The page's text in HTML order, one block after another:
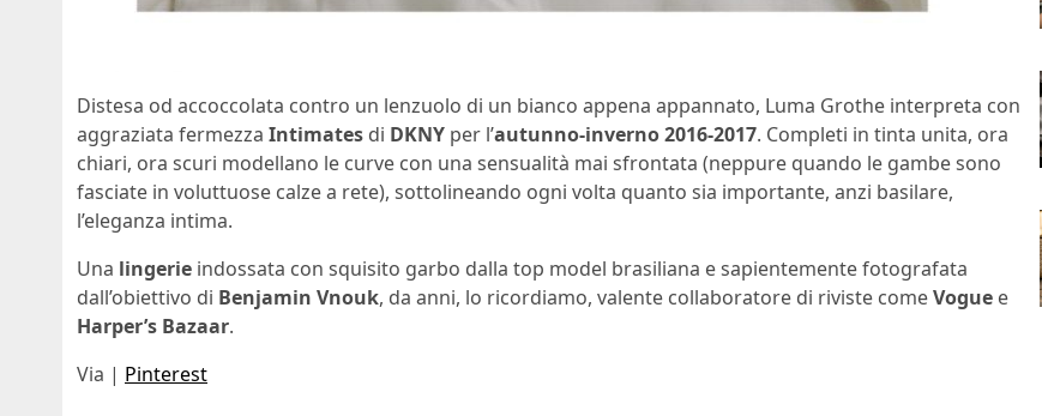
Distesa od accoccolata contro un lenzuolo di un bianco appena appannato, Luma Grothe interpreta con
aggraziata fermezza Intimates di DKNY per l’autunno-inverno 2016-2017. Completi in tinta unita, ora
chiari, ora scuri modellano le curve con una sensualità mai sfrontata (neppure quando le gambe sono
fasciate in voluttuose calze a rete), sottolineando ogni volta quanto sia importante, anzi basilare,
l’eleganza intima.
Una lingerie indossata con squisito garbo dalla top model brasiliana e sapientemente fotografata
dall’obiettivo di Benjamin Vnouk, da anni, lo ricordiamo, valente collaboratore di riviste comeVogue e
Harper’s Bazaar.
Via | Pinterest